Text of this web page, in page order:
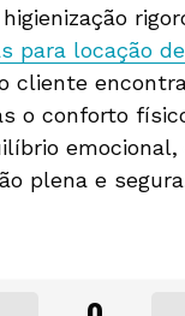
para locação
cliente
o conforto
emocional,
plena e